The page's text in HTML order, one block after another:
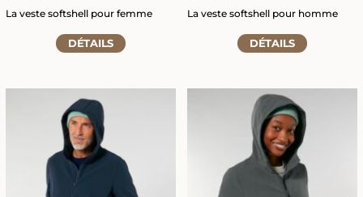
MARQUAGE TEXTILE
CHAPELLERIE
SIGNALÉTIQUE ÉVÈNEMENTIELLE
GRAVURE LASER
BRODERIE
TRANSFERTS SÉRIGRAPHIQUES
La veste softshell pour femme
fiche
DÉTAILS
La veste softshell pour homme
fiche
DÉTAILS